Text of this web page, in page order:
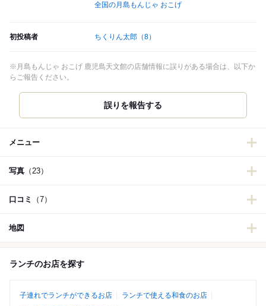
全国の月島もんじゃ おこげ
初投稿者 ちくりん太郎 （8）
※月島もんじゃ おこげ 鹿児島天文館の店舗情報に誤りがある場合は、以下か
らご報告ください。
誤りを報告する
メニュー
写真 （23）
口コミ （7）
地図
ランチのお店を探す
子連れでランチができるお店
ランチで使える和食のお店